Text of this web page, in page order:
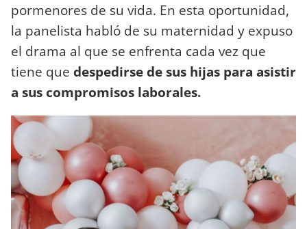
pormenores de su vida. En esta oportunidad,
la panelista habló de su maternidad y expuso
el drama al que se enfrenta cada vez que
tiene que despedirse de sus hijas para asistir
a sus compromisos laborales.